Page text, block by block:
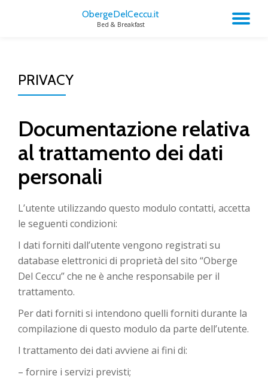
ObergeDelCeccu.it
Bed & Breakfast
PRIVACY
Documentazione relativa
al trattamento dei dati
personali
L’utente utilizzando questo modulo contatti, accetta
le seguenti condizioni:
I dati forniti dall’utente vengono registrati su
database elettronici di proprietà del sito “Oberge
Del Ceccu” che ne è anche responsabile per il
trattamento.
Per dati forniti si intendono quelli forniti durante la
compilazione di questo modulo da parte dell’utente.
l trattamento dei dati avviene ai fini di:
– fornire i servizi previsti;